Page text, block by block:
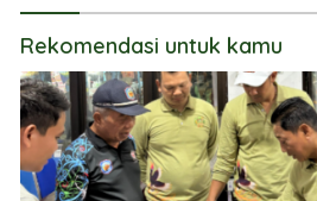
Rekomendasi untuk kamu